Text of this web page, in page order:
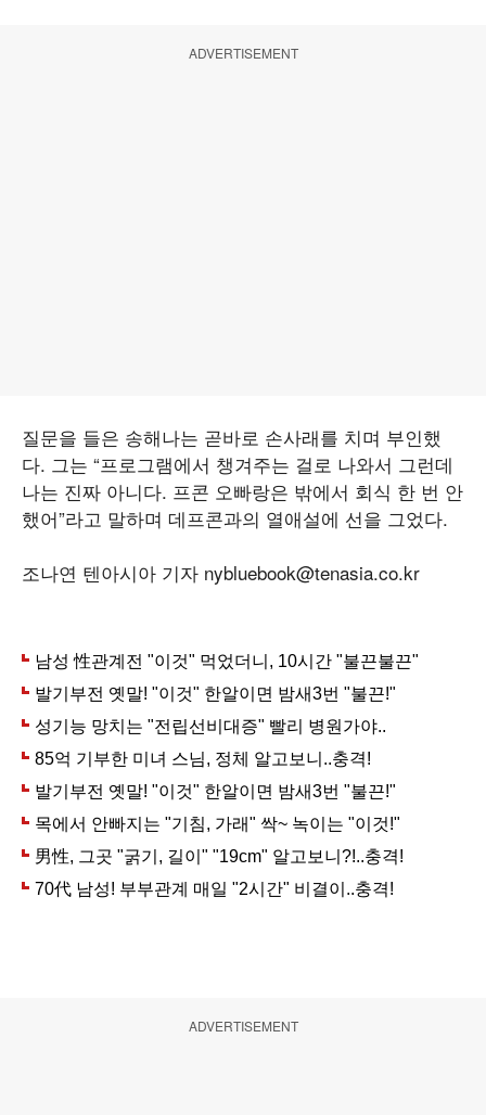
ADVERTISEMENT
질문을 들은 송해나는 곧바로 손사래를 치며 부인했
다. 그는 “프로그램에서 챙겨주는 걸로 나와서 그런데
나는 진짜 아니다. 프콘 오빠랑은 밖에서 회식 한 번 안
했어”라고 말하며 데프콘과의 열애설에 선을 그었다.
조나연 텐아시아 기자 nybluebook@tenasia.co.kr
ADVERTISEMENT